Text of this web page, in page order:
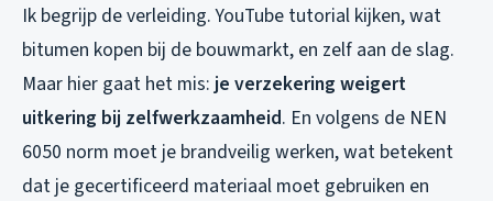
Ik begrijp de verleiding. YouTube tutorial kijken, wat
bitumen kopen bij de bouwmarkt, en zelf aan de slag.
Maar hier gaat het mis: je verzekering weigert
uitkering bij zelfwerkzaamheid. En volgens de NEN
6050 norm moet je brandveilig werken, wat betekent
dat je gecertificeerd materiaal moet gebruiken en